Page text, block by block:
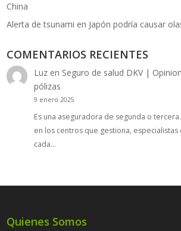
China
Alerta de tsunami en Japón podría causar
COMENTARIOS RECIENTES
Luzen Seguro de salud DKV |
pólizas
9 enero 2025
Es una aseguradora de segunda o
en los centros que gestiona, especialistas
cada…
Quienes Somos